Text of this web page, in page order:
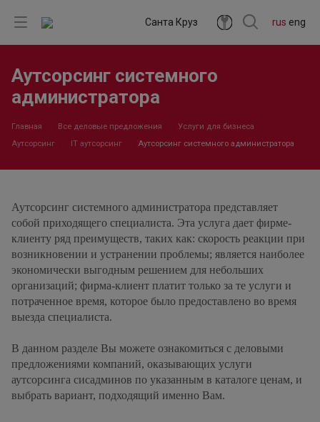
rus eng
Санта Круз
Аутсорсинг системного
администратора
Главная Все деловые предложения
Услуги для бизнеса
Аутсорсинг
IT аутсорсинг Аутсорсинг системного администратора
Аутсорсинг системного администратора представляет
собой приходящего специалиста. Эта услуга дает фирме-
клиенту ряд преимуществ, таких как: скорость реакции при
возникновении и устранении проблемы; является наиболее
экономически выгодным решением для небольших
организаций; фирма-клиент платит только за те услуги и
потраченное время, которое было предоставлено во время
выезда специалиста.
В данном разделе Вы можете ознакомиться с деловыми
предложениями компаний, оказывающих услуги
аутсорсинга сисадминов по указанным в каталоге ценам, и
выбрать вариант, подходящий именно Вам.